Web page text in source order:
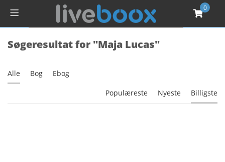
0
Søgeresultat for "Maja Lucas"
Alle Bog Ebog
Populæreste Nyeste Billigste